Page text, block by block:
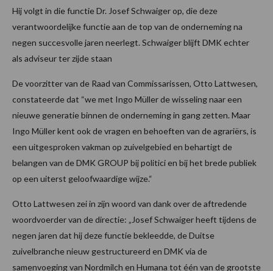
Hij volgt in die functie Dr. Josef Schwaiger op, die deze
verantwoordelijke functie aan de top van de onderneming na
negen succesvolle jaren neerlegt. Schwaiger blijft DMK echter
als adviseur ter zijde staan
De voorzitter van de Raad van Commissarissen, Otto Lattwesen,
constateerde dat “we met Ingo Müller de wisseling naar een
nieuwe generatie binnen de onderneming in gang zetten. Maar
Ingo Müller kent ook de vragen en behoeften van de agrariërs, is
een uitgesproken vakman op zuivelgebied en behartigt de
belangen van de DMK GROUP bij politici en bij het brede publiek
op een uiterst geloofwaardige wijze.“
Otto Lattwesen zei in zijn woord van dank over de aftredende
woordvoerder van de directie: „Josef Schwaiger heeft tijdens de
negen jaren dat hij deze functie bekleedde, de Duitse
zuivelbranche nieuw gestructureerd en DMK via de
samenvoeging van Nordmilch en Humana tot één van de grootste